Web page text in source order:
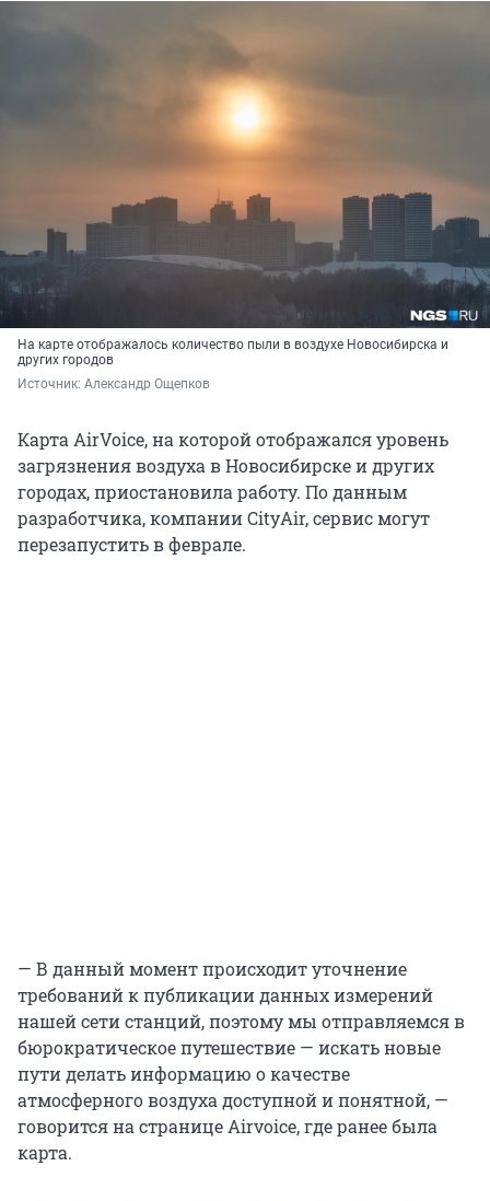
На карте отображалось количество пыли в воздухе Новосибирска и
других городов
Источник: Александр Ощепков
Карта AirVoice, на которой отображался уровень
загрязнения воздуха в Новосибирске и других
городах, приостановила работу. По данным
разработчика, компании CityAir, сервис могут
перезапустить в феврале.
— В данный момент происходит уточнение
требований к публикации данных измерений
нашей сети станций, поэтому мы отправляемся в
бюрократическое путешествие — искать новые
пути делать информацию о качестве
атмосферного воздуха доступной и понятной, —
говорится на странице Airvoice, где ранее была
карта.